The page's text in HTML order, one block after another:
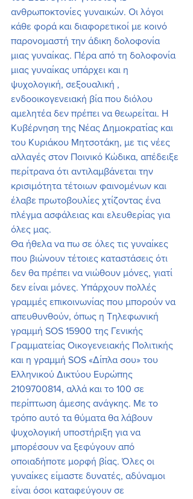
ανθρωποκτονίες γυναικών. Οι λόγοι
κάθε φορά και διαφορετικοί με κοινό
παρονομαστή την άδικη δολοφονία
μιας γυναίκας. Πέρα από τη δολοφονία
μιας γυναίκας υπάρχει και η
ψυχολογική, σεξουαλική ,
ενδοοικογενειακή βία που διόλου
αμελητέα δεν πρέπει να θεωρείται. Η
Κυβέρνηση της Νέας Δημοκρατίας και
του Κυριάκου Μητσοτάκη, με τις νέες
αλλαγές στον Ποινικό Κώδικα, απέδειξε
περίτρανα ότι αντιλαμβάνεται την
κρισιμότητα τέτοιων φαινομένων και
έλαβε πρωτοβουλίες χτίζοντας ένα
πλέγμα ασφάλειας και ελευθερίας για
όλες μας.
Θα ήθελα να πω σε όλες τις γυναίκες
που βιώνουν τέτοιες καταστάσεις ότι
δεν θα πρέπει να νιώθουν μόνες, γιατί
δεν είναι μόνες. Υπάρχουν πολλές
γραμμές επικοινωνίας που μπορούν να
απευθυνθούν, όπως η Τηλεφωνική
γραμμή SOS 15900 της Γενικής
Γραμματείας Οικογενειακής Πολιτικής
και η γραμμή SOS «Δίπλα σου» του
Ελληνικού Δικτύου Ευρώπης
2109700814, αλλά και το 100 σε
περίπτωση άμεσης ανάγκης. Με το
τρόπο αυτό τα θύματα θα λάβουν
ψυχολογική υποστήριξη για να
μπορέσουν να ξεφύγουν από
οποιαδήποτε μορφή βίας. Όλες οι
γυναίκες είμαστε δυνατές, αδύναμοι
είναι όσοι καταφεύγουν σε